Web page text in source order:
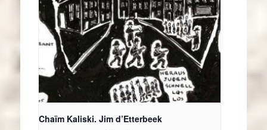
Chaïm Kaliski. Jim d’Etterbeek